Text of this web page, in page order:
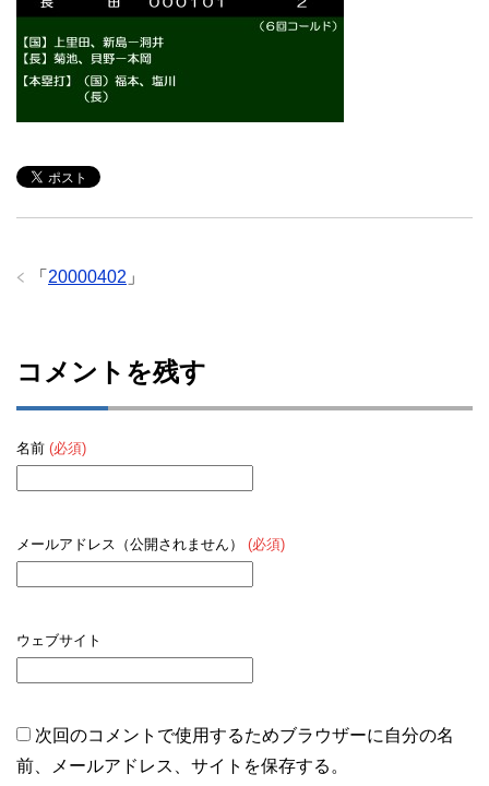
「 20000402 」
コメントを残す
名前 (必須)
メールアドレス（公開されません） (必須)
ウェブサイト
次回のコメントで使用するためブラウザーに自分の名
前、メールアドレス、サイトを保存する。